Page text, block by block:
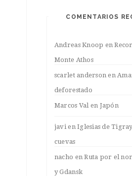
COMENTARIOS
Andreas Knoop en
Monte Athos
scarlet anderson en
deforestado
Marcos Valen Japón
javienIglesias de
cuevas
nacho enRuta por el
y Gdansk